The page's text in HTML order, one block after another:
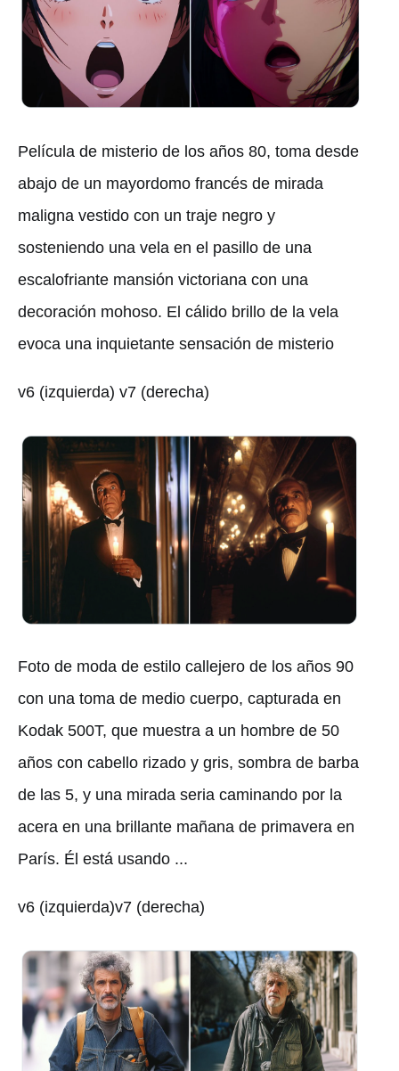
Película de misterio de los años 80, toma desde
abajo de un mayordomo francés de mirada
maligna vestido con un traje negro y
sosteniendo una vela en el pasillo de una
escalofriante mansión victoriana con una
decoración mohoso. El cálido brillo de la vela
evoca una inquietante sensación de misterio
v6 (izquierda) v7 (derecha)
Foto de moda de estilo callejero de los años 90
con una toma de medio cuerpo, capturada en
Kodak 500T, que muestra a un hombre de 50
años con cabello rizado y gris, sombra de barba
de las 5, y una mirada seria caminando por la
acera en una brillante mañana de primavera en
París. Él está usando ...
v6 (izquierda)v7 (derecha)